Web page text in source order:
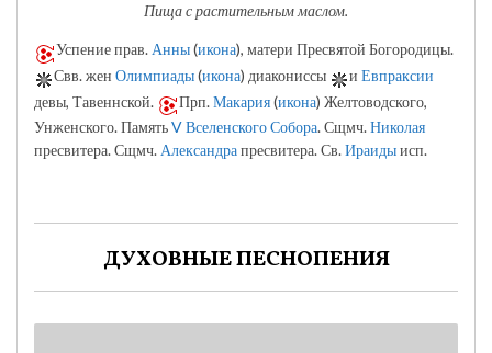
Пища с растительным маслом.
Успение прав. Анны(икона), матери Пресвятой Богородицы.
Свв. жен Олимпиады(икона) диакониссы и Евпраксии
девы, Тавеннской.
Прп.Макария(икона) Желтоводского,
Унженского. ПамятьV Вселенского Собора. Сщмч.Николая
пресвитера. Сщмч.Александрапресвитера. Св.Ираидыисп.
ДУХОВНЫЕ ПЕСНОПЕНИЯ